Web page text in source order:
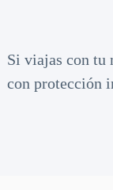
Si viajas con tu
con protección